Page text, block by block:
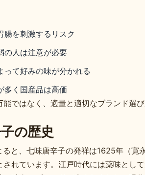
腸を刺激するリスク
の人は注意が必要
って好みの味が分かれる
多く国産品は高価
能ではなく、適量と適切なブランド選
の歴史
と、七味唐辛子の発祥は1625年（寛
されています。江戸時代には薬味とし